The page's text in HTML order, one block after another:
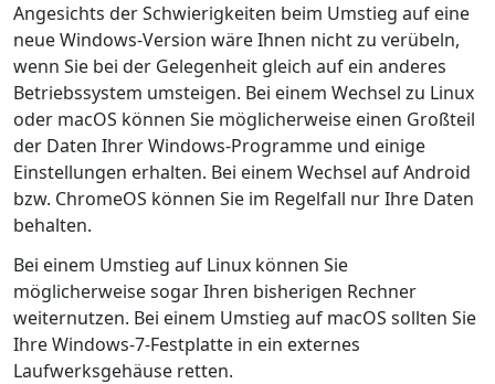
Angesichts der Schwierigkeiten beim Umstieg auf eine
neue Windows-Version wäre Ihnen nicht zu verübeln,
wenn Sie bei der Gelegenheit gleich auf ein anderes
Betriebssystem umsteigen. Bei einem Wechsel zu Linux
oder macOS können Sie möglicherweise einen Großteil
der Daten Ihrer Windows-Programme und einige
Einstellungen erhalten. Bei einem Wechsel auf Android
bzw. ChromeOS können Sie im Regelfall nur Ihre Daten
behalten.
Bei einem Umstieg auf Linux können Sie
möglicherweise sogar Ihren bisherigen Rechner
weiternutzen. Bei einem Umstieg auf macOS sollten Sie
Ihre Windows-7-Festplatte in ein externes
Laufwerksgehäuse retten.